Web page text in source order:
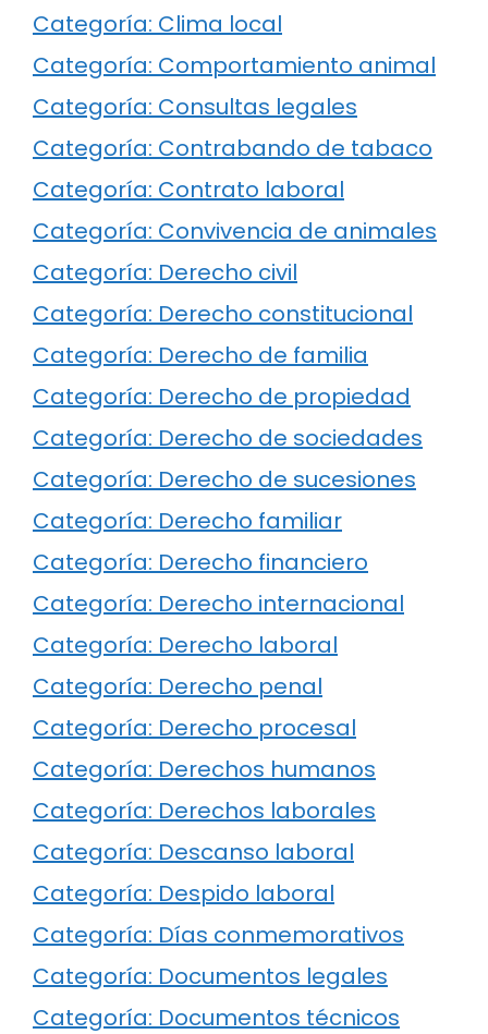
Categoría: Clima local
Categoría: Comportamiento animal
Categoría: Consultas legales
Categoría: Contrabando de tabaco
Categoría: Contrato laboral
Categoría: Convivencia de animales
Categoría: Derecho civil
Categoría: Derecho constitucional
Categoría: Derecho de familia
Categoría: Derecho de propiedad
Categoría: Derecho de sociedades
Categoría: Derecho de sucesiones
Categoría: Derecho familiar
Categoría: Derecho financiero
Categoría: Derecho internacional
Categoría: Derecho laboral
Categoría: Derecho penal
Categoría: Derecho procesal
Categoría: Derechos humanos
Categoría: Derechos laborales
Categoría: Descanso laboral
Categoría: Despido laboral
Categoría: Días conmemorativos
Categoría: Documentos legales
Categoría: Documentos técnicos